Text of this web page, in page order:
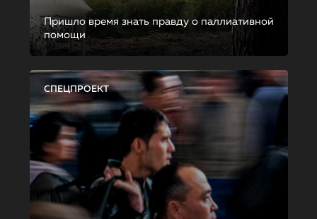
Пришло время знать правду о паллиативной
помощи
СПЕЦПРОЕКТ